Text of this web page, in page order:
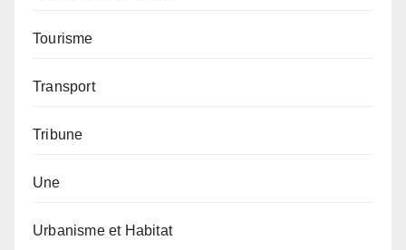
Tourisme
Transport
Tribune
Une
Urbanisme et Habitat